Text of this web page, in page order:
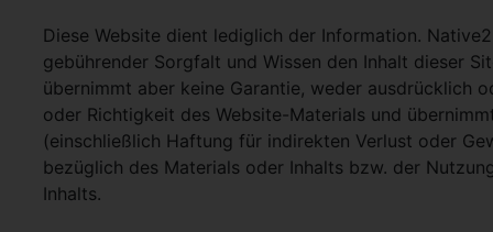
Diese Website dient lediglich der Information.
gebührender Sorgfalt und Wissen den Inhalt dieser
übernimmt aber keine Garantie, weder ausdrücklich
oder Richtigkeit des Website-Materials und
(einschließlich Haftung für indirekten Verlust oder
bezüglich des Materials oder Inhalts bzw. der
Inhalts.